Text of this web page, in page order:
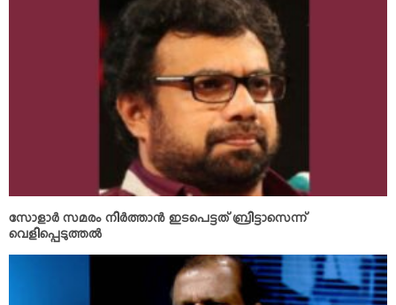
സോളാര്‍ സമരം നിര്‍ത്താന്‍ ഇടപെട്ടത് ബ്രിട്ടാസെന്ന്
വെളിപ്പെടുത്തല്‍